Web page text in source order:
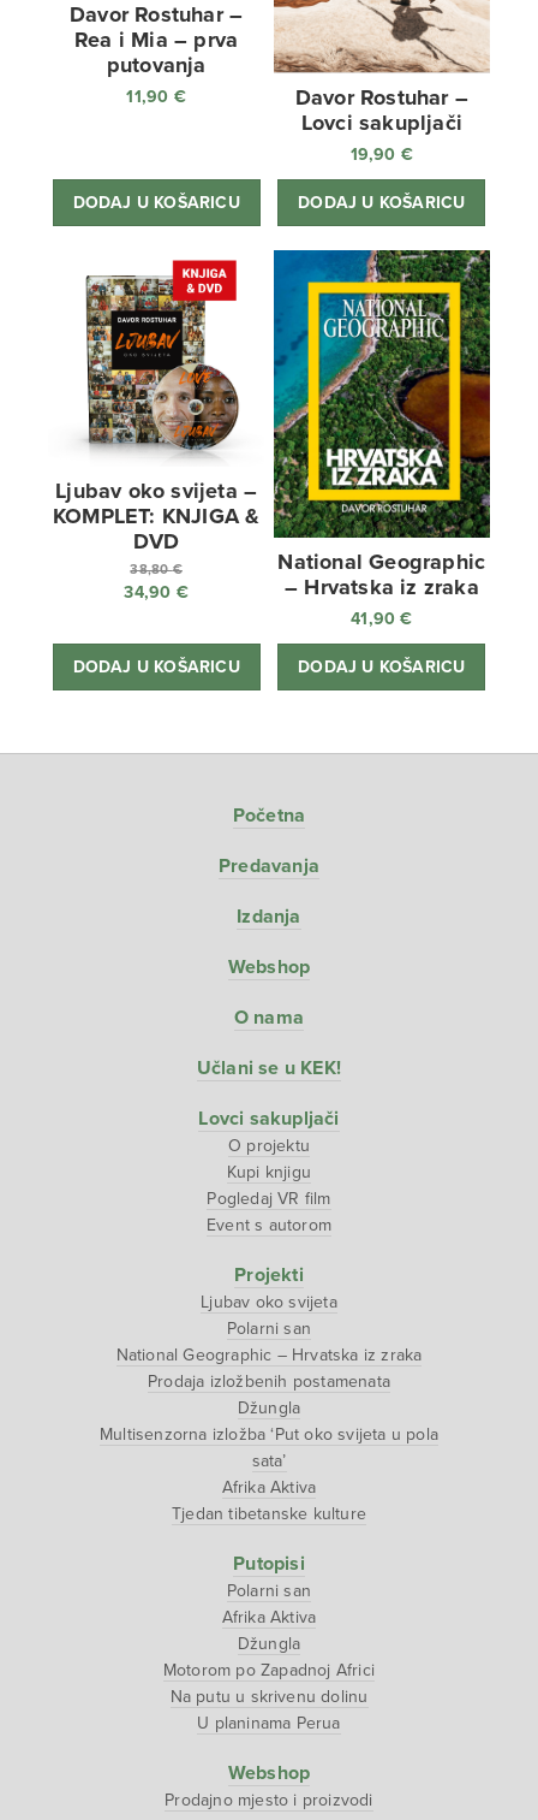
Davor Rostuhar –
Rea i Mia – prva
putovanja
11,90 €
DODAJ U KOŠARICU
Davor Rostuhar –
Lovci sakupljači
19,90 €
DODAJ U KOŠARICU
Ljubav oko svijeta –
KOMPLET: KNJIGA &
DVD
38,80€
Izvorna
bila
je:
34,90 €
cijena
je:
DODAJ U KOŠARICU
National Geographic
– Hrvatska iz zraka
41,90€
DODAJ U KOŠARICU
Početna
Predavanja
Izdanja
Webshop
O nama
Učlani se u KEK!
Lovci sakupljači
O projektu
Kupi knjigu
Pogledaj VR film
Event s autorom
Projekti
Ljubav oko svijeta
Polarni san
National Geographic – Hrvatska iz zraka
Prodaja izložbenih postamenata
Džungla
Multisenzorna izložba ‘Put oko svijeta u pola
sata’
Afrika Aktiva
Tjedan tibetanske kulture
Putopisi
Polarni san
Afrika Aktiva
Džungla
Motorom po Zapadnoj Africi
Na putu u skrivenu dolinu
U planinama Perua
Webshop
Prodajno mjesto i proizvodi